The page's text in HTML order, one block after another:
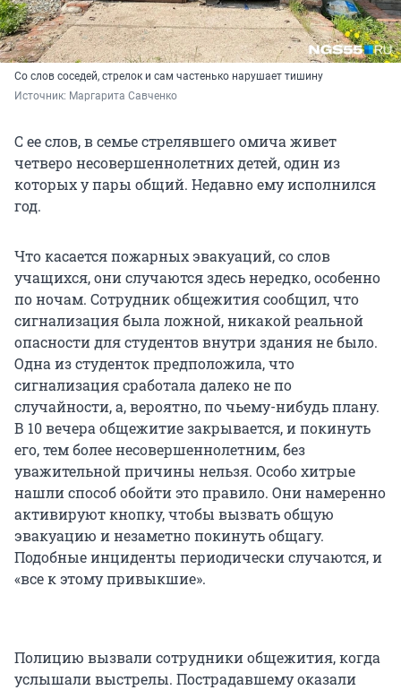
Со слов соседей, стрелок и сам частенько нарушает тишину
Источник: Маргарита Савченко
С ее слов, в семье стрелявшего омича живет
четверо несовершеннолетних детей, один из
которых у пары общий. Недавно ему исполнился
год.
Что касается пожарных эвакуаций, со слов
учащихся, они случаются здесь нередко, особенно
по ночам. Сотрудник общежития сообщил, что
сигнализация была ложной, никакой реальной
опасности для студентов внутри здания не было.
Одна из студенток предположила, что
сигнализация сработала далеко не по
случайности, а, вероятно, по чьему-нибудь плану.
В 10 вечера общежитие закрывается, и покинуть
его, тем более несовершеннолетним, без
уважительной причины нельзя. Особо хитрые
нашли способ обойти это правило. Они намеренно
активируют кнопку, чтобы вызвать общую
эвакуацию и незаметно покинуть общагу.
Подобные инциденты периодически случаются, и
«все к этому привыкшие».
Полицию вызвали сотрудники общежития, когда
услышали выстрелы. Пострадавшему оказали